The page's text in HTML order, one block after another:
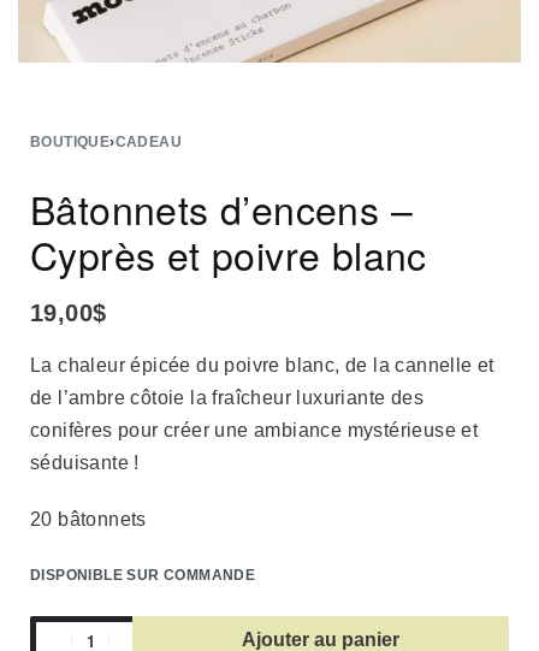
BOUTIQUE›CADEAU
Bâtonnets d’encens –
Cyprès et poivre blanc
19,00$
La chaleur épicée du poivre blanc, de la cannelle et
de l’ambre côtoie la fraîcheur luxuriante des
conifères pour créer une ambiance mystérieuse et
séduisante !
20 bâtonnets
DISPONIBLE SUR COMMANDE
Ajouter au panier